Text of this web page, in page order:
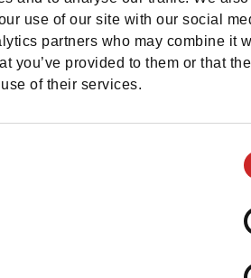
use of our site with our social
partners who may combine it
you’ve provided to them or that
of their services.
BEIGE
Non